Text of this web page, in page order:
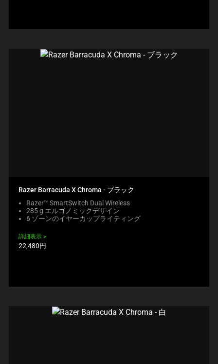
Razer Barracuda X Chroma - ブラック
Razer™ SmartSwitch Dual Wireless
285 g エルゴノミックデザイン
6 ゾーンのイヤーカップライティング
詳細表示
製
22,480円